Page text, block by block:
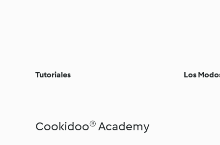
Tutoriales Los
Cookidoo® Academy
Descubre Cookidoo®
Tendencias y dietas